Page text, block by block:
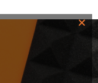
00:00
30 août 2023